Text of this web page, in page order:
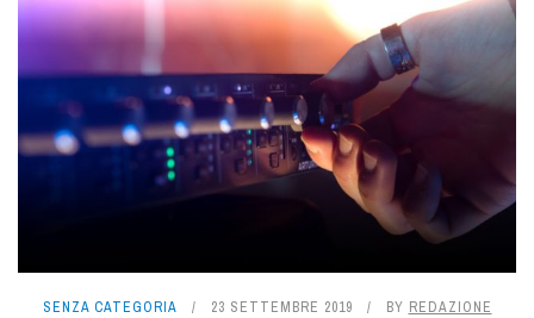
SENZA CATEGORIA 23 SETTEMBRE 2019 BY REDAZIONE